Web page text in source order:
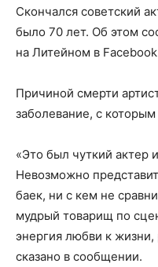
Скончался советский
было 70 лет. Об этом
на Литейном в
Причиной смерти
заболевание, с
«Это был чуткий актер
Невозможно
баек, ни с кем не
мудрый товарищ по
энергия любви к
сказано в сообщении.